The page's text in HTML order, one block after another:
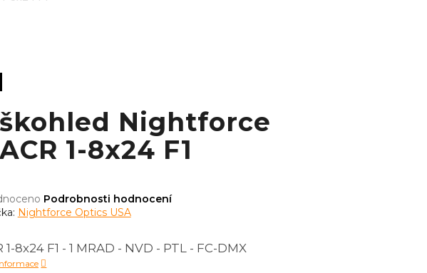
Nightforce
1-8x24 F1
Podrobnosti hodnocení
Nightforce Optics USA
1-8x24 F1 - 1 MRAD - NVD - PTL - FC-DMX